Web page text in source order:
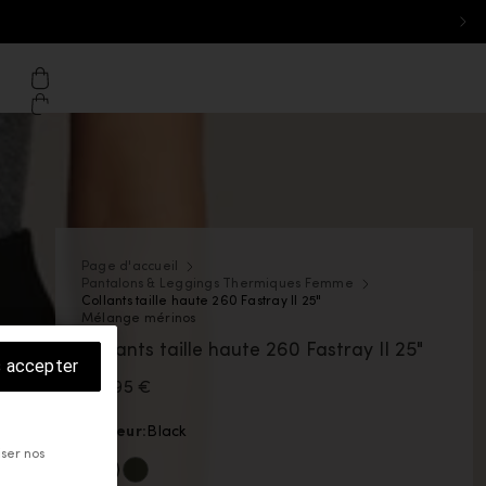
de eu.icebreaker.com
- Desktop: Belgique
Panier
Page d'accueil
Pantalons & Leggings Thermiques Femme
Collants taille haute 260 Fastray II 25"
Mélange mérinos
Collants taille haute 260 Fastray II 25"
109,95 €
Couleur: Black
La couleur Black est disponible
La couleur Dk Loden est disponible
nos
accepter